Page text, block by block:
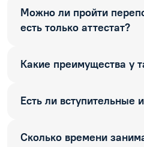
Можно ли пройти
есть только аттестат?
Какие преимущества у
Есть ли вступительные
Сколько времени